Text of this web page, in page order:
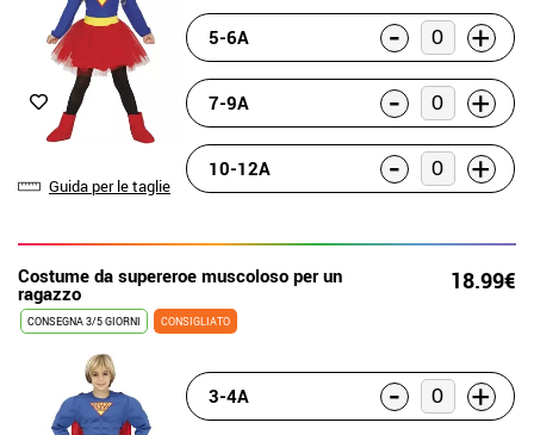
Guida per le taglie
5-6A - +
7-9A - +
10-12A - +
Costume da supereroe muscoloso per un
ragazzo 18.99€
CONSEGNA 3/5 GIORNI CONSIGLIATO
3-4A - +